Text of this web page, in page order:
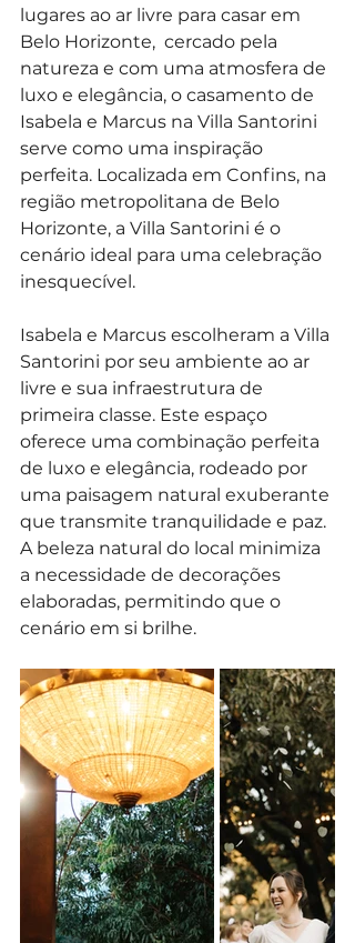
lugares ao ar livre para casar em
Belo Horizonte,  cercado pela
natureza e com uma atmosfera de
luxo e elegância, o casamento de
Isabela e Marcus na Villa Santorini
serve como uma inspiração
perfeita. Localizada em Confins, na
região metropolitana de Belo
Horizonte, a Villa Santorini é o
cenário ideal para uma celebração
inesquecível.
Isabela e Marcus escolheram a Villa
Santorini por seu ambiente ao ar
livre e sua infraestrutura de
primeira classe. Este espaço
oferece uma combinação perfeita
de luxo e elegância, rodeado por
uma paisagem natural exuberante
que transmite tranquilidade e paz.
A beleza natural do local minimiza
a necessidade de decorações
elaboradas, permitindo que o
cenário em si brilhe.